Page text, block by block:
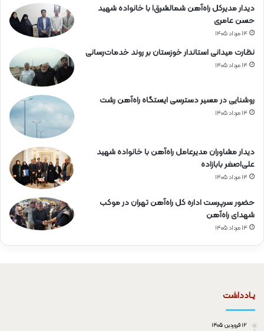
دیدار مدیرکل راه‌آهن شمالشرق۱ با خانواده شهید
حسن عامری
۱۴ مرداد ۱۴۰۵
نظارت میدانی استاندار خوزستان بر روند خدمات‌رسانی
۱۴ مرداد ۱۴۰۵
روشنایی در مسیر دسترسی ایستگاه راه‌آهن رشت
۱۴ مرداد ۱۴۰۵
دیدار مشاوران مدیرعامل راه‌آهن با خانواده شهید
علی‌اصغر بابازاده
۱۴ مرداد ۱۴۰۵
حضور سرپرست اداره کل راه‌آهن تهران در موکب
شهدای راه‌آهن
۱۴ مرداد ۱۴۰۵
یـادداشت
۱۲ فروردین ۱۴۰۵